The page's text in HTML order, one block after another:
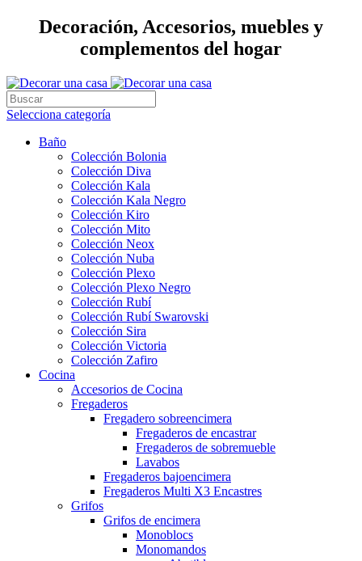
Decoración, Accesorios, muebles y
complementos del hogar
Selecciona categoría
Baño
Colección Bolonia
Colección Diva
Colección Kala
Colección Kala Negro
Colección Kiro
Colección Mito
Colección Neox
Colección Nuba
Colección Plexo
Colección Plexo Negro
Colección Rubí
Colección Rubí Swarovski
Colección Sira
Colección Victoria
Colección Zafiro
Cocina
Accesorios de Cocina
Fregaderos
Fregadero sobreencimera
Fregaderos de encastrar
Fregaderos de sobremueble
Lavabos
Fregaderos bajoencimera
Fregaderos Multi X3 Encastres
Grifos
Grifos de encimera
Monoblocs
Monomandos